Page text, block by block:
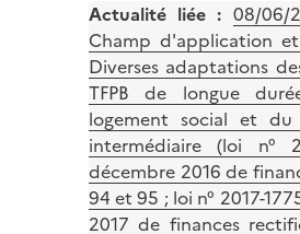
Actualité liée : 08/06/
Champ d'application
Diverses adaptations
TFPB de longue
logement social et
intermédiaire (loi n°
décembre 2016 de
94 et 95 ; loi n° 2017-
2017 de finances